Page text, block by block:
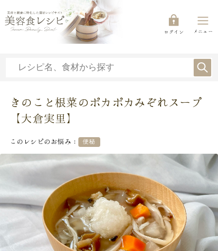
ログイン メニュー
きのこと根菜のポカポカみぞれスープ
【大倉実里】
このレシピのお悩み： 便秘